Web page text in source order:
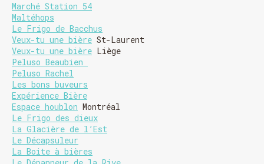
Marché Station 54
Maltéhops
Le Frigo de Bacchus
Veux-tu une bière St-Laurent
Veux-tu une bière Liège
Peluso Beaubien
Peluso Rachel
Les bons buveurs
Expérience Bière
Espace houblon Montréal
Le Frigo des dieux
La Glacière de l’Est
Le Décapsuleur
La Boite à bières
HORAIRE DES FÊTES
FERMÉ du 23 au 25 décembre
OUVERT 26 et 27 déc. de 11h à 22h
OUVERT 28 et 29 déc. de 09h à 22h
OUVERT 30 déc. de 11h à 22h
FERMÉ 31 déc. et 01 janvier